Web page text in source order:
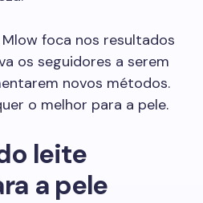
foca nos resultados
os seguidores a serem
novos métodos.
o melhor para a pele.
leite
a pele